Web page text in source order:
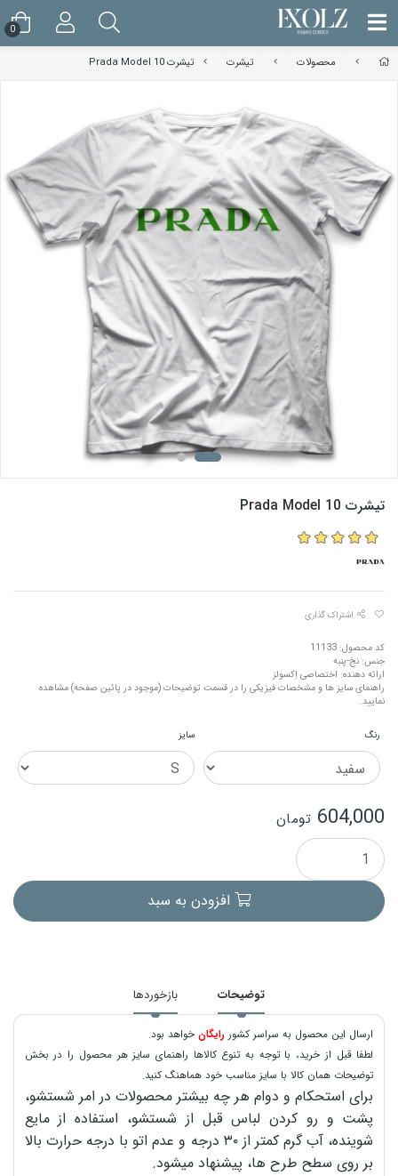
محصولات تیشرت تیشرت Prada Model 10
تیشرت Prada Model 10
اشتراک گذاری
کد محصول: 11133
جنس: نخ-پنبه
ارائه دهنده: اختصاصی اِکسولز
راهنمای سایز ها و مشخصات فیزیکی را در قسمت توضیحات (موجود در پائین صفحه) مشاهده
نمایید.
رنگ سایز
604,000 تومان
افزودن به سبد
توضیحات بازخوردها
ارسال این محصول به سراسر کشور رایگانخواهد بود.
لطفا قبل از خرید، با توجه به تنوع کالاها راهنمای سایز هر محصول را در بخش
توضیحات همان کالا با سایز مناسب خود هماهنگ کنید.
برای استحکام و دوام هر چه بیشتر محصولات در امر شستشو،
پشت و رو کردن لباس قبل از شستشو، استفاده از مایع
شوینده، آب گرم کمتر از ۳۰ درجه و عدم اتو با درجه حرارت بالا
بر روی سطح طرح ها، پیشنهاد میشود.
0